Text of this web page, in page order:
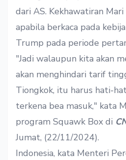
dari AS. Kekhawatiran
apabila berkaca pada
Trump pada periode
"Jadi walaupun kita akan
akan menghindari tarif
Tiongkok, itu harus hati-
terkena bea masuk," kata
program Squawk Box di
Jumat, (22/11/2024).
Indonesia, kata Menteri